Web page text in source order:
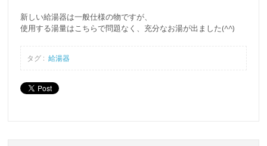
新しい給湯器は一般仕様の物ですが、
使用する湯量はこちらで問題なく、充分なお湯が出ました(^^)
タグ :給湯器